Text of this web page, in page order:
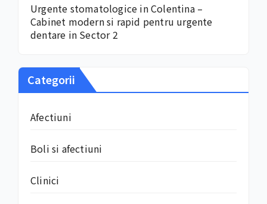
Urgente stomatologice in Colentina –
Cabinet modern si rapid pentru urgente
dentare in Sector 2
Categorii
Afectiuni
Boli si afectiuni
Clinici